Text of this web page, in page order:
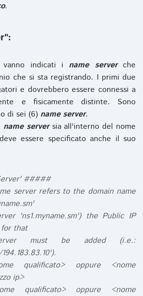
.
vanno indicati i name serverche
che si sta registrando. I primi due
e dovrebbero essere connessi a
e fisicamente distinte. Sono
di sei (6) name server.
name serversia all'interno del nome
essere specificato anche il suo
#####
server refers to the domain name
'ns1.myname.sm') the Public IP
that
must be added (i.e.:
qualificato> oppure <nome
ip>
qualificato> oppure <nome